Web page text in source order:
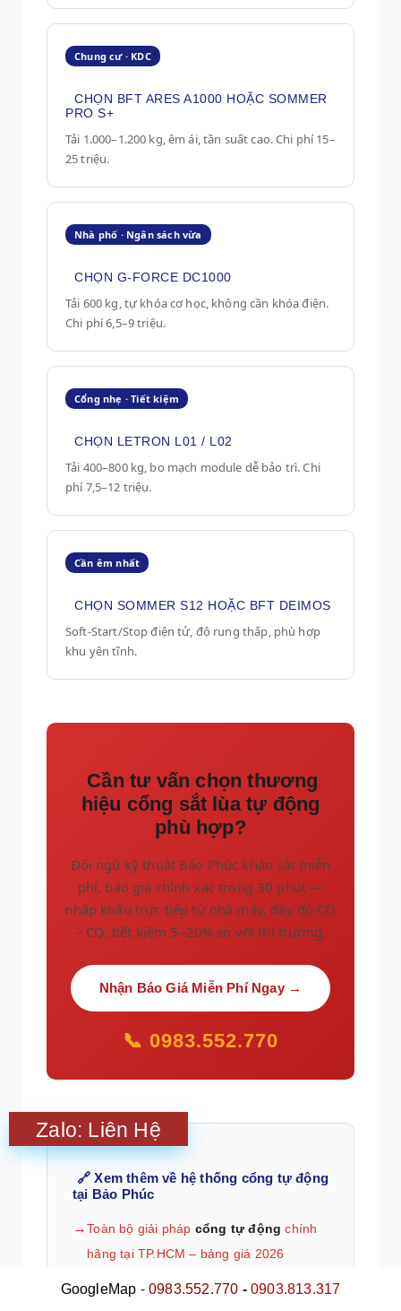
Chung cư · KDC
CHỌN BFT ARES A1000 HOẶC SOMMER
PRO S+
Tải 1.000–1.200 kg, êm ái, tần suất cao. Chi phí 15–
25 triệu.
Nhà phố · Ngân sách vừa
CHỌN G-FORCE DC1000
Tải 600 kg, tự khóa cơ học, không cần khóa điện.
Chi phí 6,5–9 triệu.
Cổng nhẹ · Tiết kiệm
CHỌN LETRON L01 / L02
Tải 400–800 kg, bo mạch module dễ bảo trì. Chi
phí 7,5–12 triệu.
Cần êm nhất
CHỌN SOMMER S12 HOẶC BFT DEIMOS
Soft-Start/Stop điện tử, độ rung thấp, phù hợp
khu yên tĩnh.
Cần tư vấn chọn thương
hiệu cổng sắt lùa tự động
phù hợp?
Đội ngũ kỹ thuật Bảo Phúc khảo sát miễn
phí, báo giá chính xác trong 30 phút —
nhập khẩu trực tiếp từ nhà máy, đầy đủ CO
– CQ, tiết kiệm 5–20% so với thị trường.
Nhận Báo Giá Miễn Phí Ngay →
📞 0983.552.770
🔗 Xem thêm về hệ thống cổng tự động
tại Bảo Phúc
Toàn bộ giải pháp cổng tự động chính
hãng tại TP.HCM – bảng giá 2026
Danh mụcmotor cổng lùa tự động–
Zalo: Liên Hệ
GoogleMap - 0983.552.770 -0903.813.317